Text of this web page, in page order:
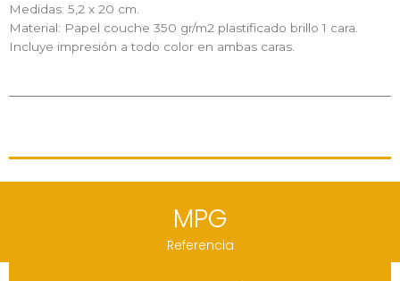
Medidas: 5,2 x 20 cm.
Material: Papel couche 350 gr/m2 plastificado brillo 1 cara.
Incluye impresión a todo color en ambas caras.
MPG
Referencia